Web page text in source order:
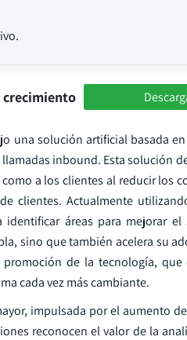
crecimiento
una solución artificial basada
inbound. Esta solución
a los clientes al reducir los
clientes. Actualmente
áreas para mejorar
sino que también acelera su
de la tecnología,
cada vez más cambiante.
impulsada por el aumento
reconocen el valor de la